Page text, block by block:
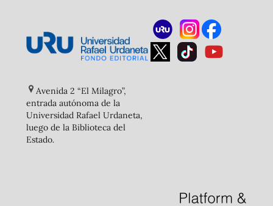
Avenida 2 “El Milagro”,
entrada autónoma de la
Universidad Rafael Urdaneta,
luego de la Biblioteca del
Estado.